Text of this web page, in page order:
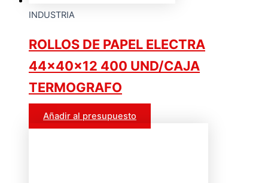
INDUSTRIA
ROLLOS DE PAPEL ELECTRA
44x40x12 400 UND/CAJA
TERMOGRAFO
Añadir al presupuesto